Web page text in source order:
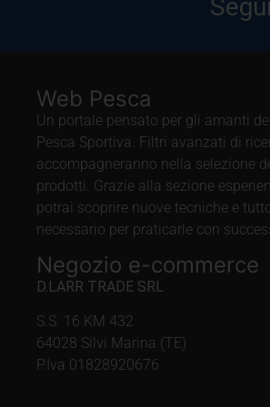
Web Pesca
Un portale pensato per gli amanti
Pesca Sportiva. Filtri avanzati di
accompagneranno nella selezione
prodotti. Grazie alla sezione
potrai scoprire nuove tecniche e
necessario per praticarle con
Negozio e-commerce
D.LARR TRADE SRL
S.S. 16 KM 432
64028 Silvi Marina (TE)
P.Iva 01828920676